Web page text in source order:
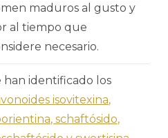
maduros al gusto y
al tiempo que
necesario.
han identificado los
isovitexina,
schaftósido,